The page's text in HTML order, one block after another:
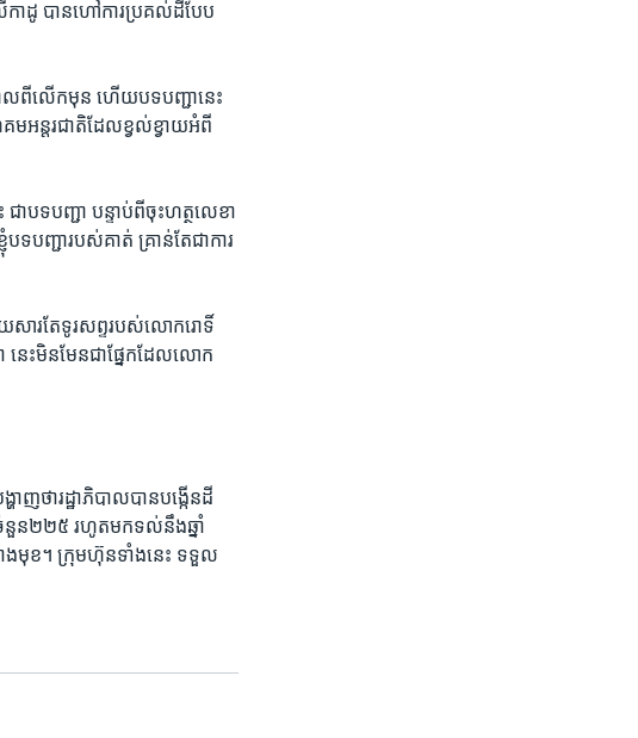
ាដូ​ បាន​ហៅ​ការ​ប្រគល់​ដី​បែប​
ពី​លើក​មុន ​ហើយ​បទ​បញ្ជា​នេះ​
ម​អន្តរជាតិ​ដែល​ខ្វល់ខ្វាយ​អំពី​
ជា​បទ​បញ្ជា​ បន្ទាប់​ពី​ចុះហត្ថលេខា​
ទបញ្ជា​របស់​គាត់ ​គ្រាន់តែ​ជា​ការ
យសារ​តែ​ទូរសព្ទ​របស់​លោក​រោទិ៍​
េះមិនមែន​ជា​ផ្នែក​ដែល​លោក​
ញ​ថា​រដ្ឋាភិបាល​បាន​បង្កើន​ដី
ន​២២៥ ​រហូត​មក​ទល់​នឹង​ឆ្នាំ​
ាង​មុខ​។​ ក្រុមហ៊ុន​ទាំង​នេះ​ ទទួល